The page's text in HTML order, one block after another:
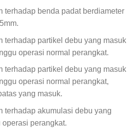
terhadap benda padat berdiameter
terhadap partikel debu yang masuk
operasi normal perangkat.
terhadap partikel debu yang masuk
operasi normal perangkat,
yang masuk.
terhadap akumulasi debu yang
perangkat.